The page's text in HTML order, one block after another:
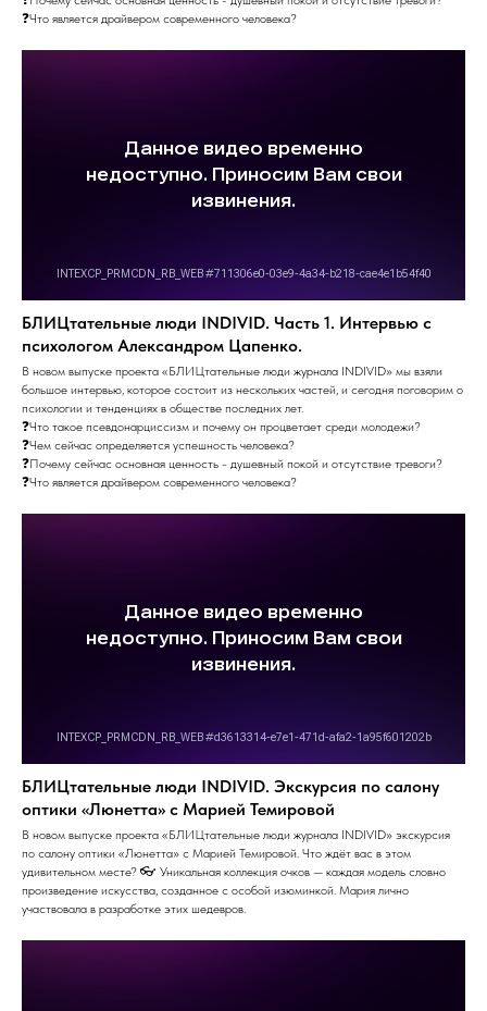
❓Что является драйвером современного человека?
БЛИЦтательные люди INDIVID. Часть 1. Интервью с
психологом Александром Цапенко.
В новом выпуске проекта «БЛИЦтательные люди журнала INDIVID» мы взяли
большое интервью, которое состоит из нескольких частей, и сегодня поговорим о
психологии и тенденциях в обществе последних лет.
❓Что такое псевдонарциссизм и почему он процветает среди молодежи?
❓Чем сейчас определяется успешность человека?
❓Почему сейчас основная ценность - душевный покой и отсутствие тревоги?
❓Что является драйвером современного человека?
БЛИЦтательные люди INDIVID. Экскурсия по салону
оптики «Люнетта» с Марией Темировой
В новом выпуске проекта «БЛИЦтательные люди журнала INDIVID» экскурсия
по салону оптики «Люнетта» с Марией Темировой. Что ждёт вас в этом
удивительном месте? 👓 Уникальная коллекция очков — каждая модель словно
произведение искусства, созданное с особой изюминкой. Мария лично
участвовала в разработке этих шедевров.